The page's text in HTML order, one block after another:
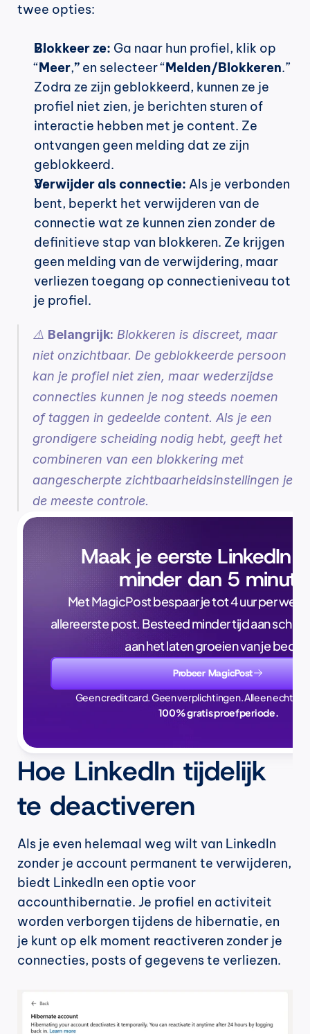
twee opties:
Blokkeer ze: Ga naar hun profiel, klik op
“Meer,” en selecteer “Melden/Blokkeren.”
Zodra ze zijn geblokkeerd, kunnen ze je
profiel niet zien, je berichten sturen of
interactie hebben met je content. Ze
ontvangen geen melding dat ze zijn
geblokkeerd.
Verwijder als connectie: Als je verbonden
bent, beperkt het verwijderen van de
connectie wat ze kunnen zien zonder de
definitieve stap van blokkeren. Ze krijgen
geen melding van de verwijdering, maar
verliezen toegang op connectieniveau tot
je profiel.
⚠️ Belangrijk: Blokkeren is discreet, maar
niet onzichtbaar. De geblokkeerde persoon
kan je profiel niet zien, maar wederzijdse
connecties kunnen je nog steeds noemen
of taggen in gedeelde content. Als je een
grondigere scheiding nodig hebt, geeft het
combineren van een blokkering met
aangescherpte zichtbaarheidsinstellingen je
de meeste controle.
Maak je eerste LinkedIn
minder dan 5
Met MagicPost bespaar je tot 4 uur per
allereerste post. Besteed minder tijd aan
aan het laten groeien van je
Probeer MagicPost
Geen creditcard. Geen verplichtingen. Alleen echte
100% gratis proefperiode.
Hoe LinkedIn tijdelijk
te deactiveren
Als je even helemaal weg wilt van LinkedIn
zonder je account permanent te verwijderen,
biedt LinkedIn een optie voor
accounthibernatie. Je profiel en activiteit
worden verborgen tijdens de hibernatie, en
je kunt op elk moment reactiveren zonder je
connecties, posts of gegevens te verliezen.